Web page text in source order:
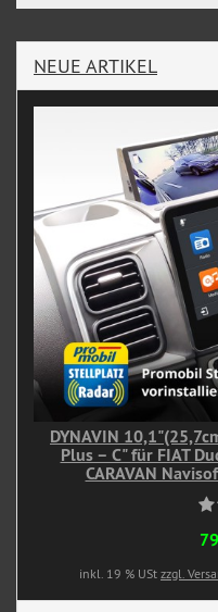
NEUE ARTIKEL
DYNAVIN
Plus – C" für FIAT
CARAVAN
inkl. 19 % USt zzgl.